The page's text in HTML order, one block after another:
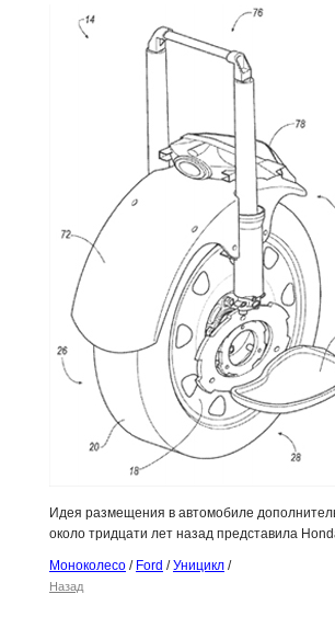
Идея размещения в автомобиле
около тридцати лет назад представила
Моноколесо / Ford /Уницикл /
Назад